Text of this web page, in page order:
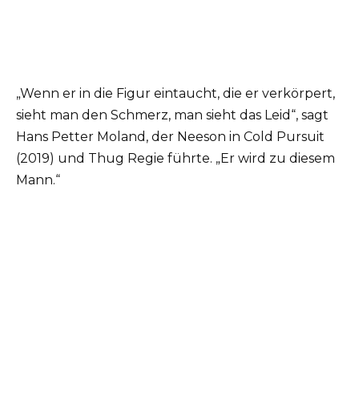
„Wenn er in die Figur eintaucht, die er verkörpert,
sieht man den Schmerz, man sieht das Leid“, sagt
Hans Petter Moland, der Neeson in Cold Pursuit
(2019) und Thug Regie führte. „Er wird zu diesem
Mann.“